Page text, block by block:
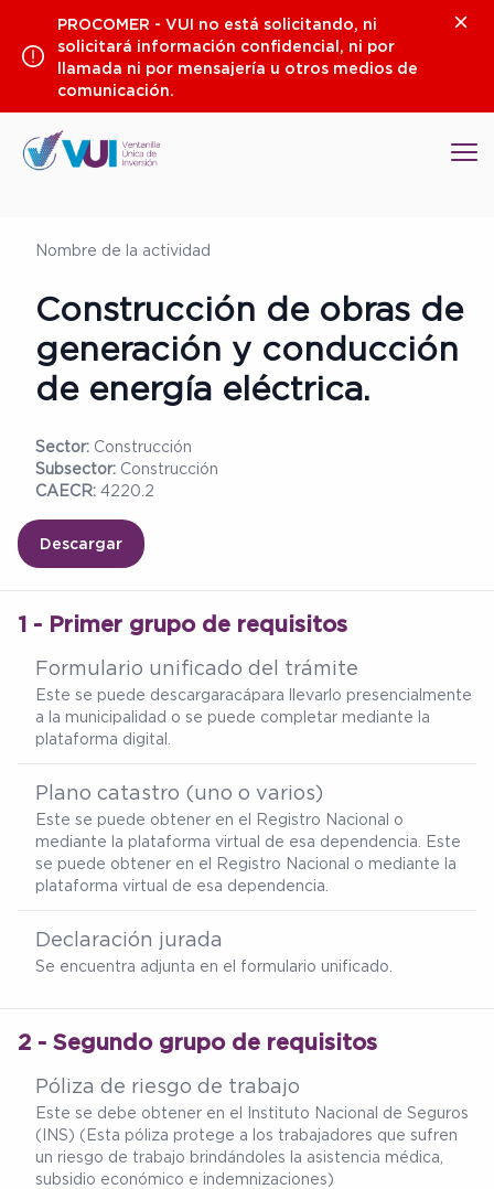
contenido
PROCOMER - VUI no está solicitando, ni
solicitará información confidencial, ni por
llamada ni por mensajería u otros medios de
comunicación.
Nombre de la actividad
Construcción de obras de
generación y conducción
de energía eléctrica.
Sector: Construcción
Subsector: Construcción
CAECR: 4220.2
Descargar
1 - Primer grupo de requisitos
Formulario unificado del trámite
Este se puede descargaracápara llevarlo presencialmente
a la municipalidad o se puede completar mediante la
plataforma digital.
Plano catastro (uno o varios)
Este se puede obtener en el Registro Nacional o
mediante la plataforma virtual de esa dependencia. Este
se puede obtener en el Registro Nacional o mediante la
plataforma virtual de esa dependencia.
Declaración jurada
Se encuentra adjunta en el formulario unificado.
2 - Segundo grupo de requisitos
Póliza de riesgo de trabajo
Este se debe obtener en el Instituto Nacional de Seguros
(INS) (Esta póliza protege a los trabajadores que sufren
un riesgo de trabajo brindándoles la asistencia médica,
subsidio económico e indemnizaciones)